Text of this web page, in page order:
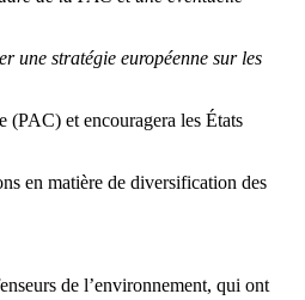
une stratégie européenne sur les
(PAC) et encouragera les États
en matière de diversification des
de l’environnement, qui ont